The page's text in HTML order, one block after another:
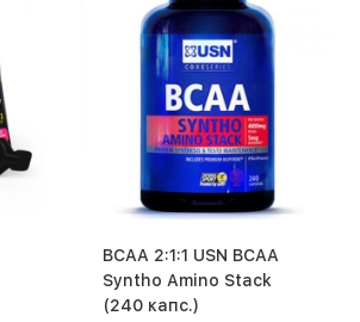
BCAA 2:1:1 USN BCAA
Syntho Amino Stack
(240 капс.)